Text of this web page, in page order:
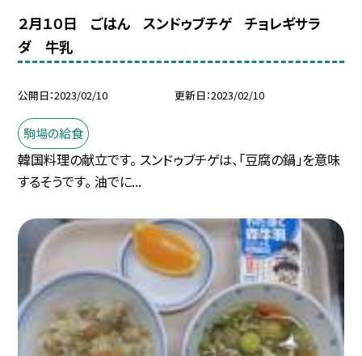
２月１０日 ごはん スンドゥブチゲ チョレギサラ
ダ 牛乳
公開日 2023/02/10 更新日 2023/02/10
駒場の給食
韓国料理の献立です。 スンドゥブチゲは、「豆腐の鍋」を意味
するそうです。 油でに...